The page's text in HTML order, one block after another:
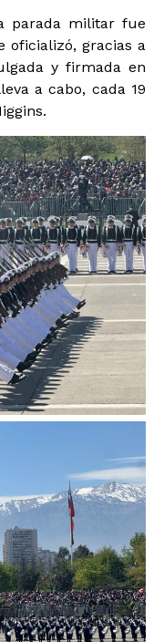
parada militar fue
oficializó, gracias a
y firmada en
a cabo, cada 19